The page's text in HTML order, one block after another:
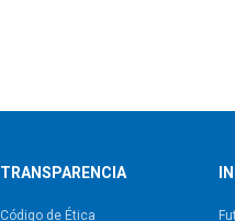
TRANSPARENCIA
Código de Ética